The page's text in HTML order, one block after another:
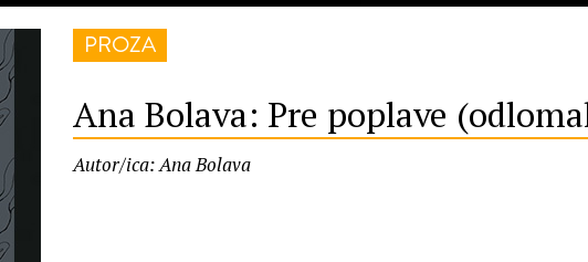
PROZA
Ana Bolava: Pre poplave
Autor/ica: Ana Bolava